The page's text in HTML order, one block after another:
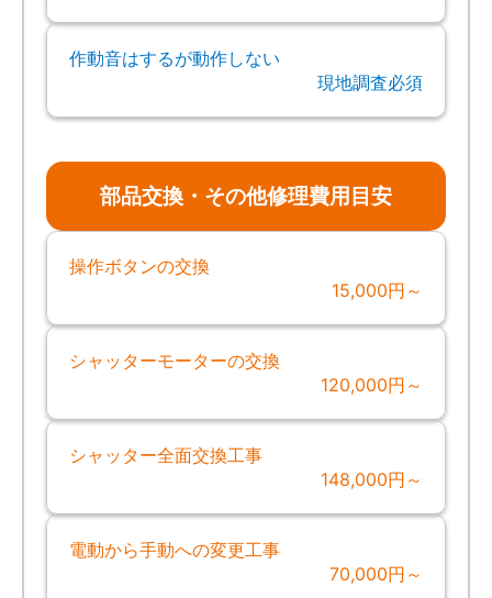
作動音はするが動作しない
現地調査必須
部品交換・その他修理費用目安
操作ボタンの交換
15,000円～
シャッターモーターの交換
120,000円～
シャッター全面交換工事
148,000円～
電動から手動への変更工事
70,000円～